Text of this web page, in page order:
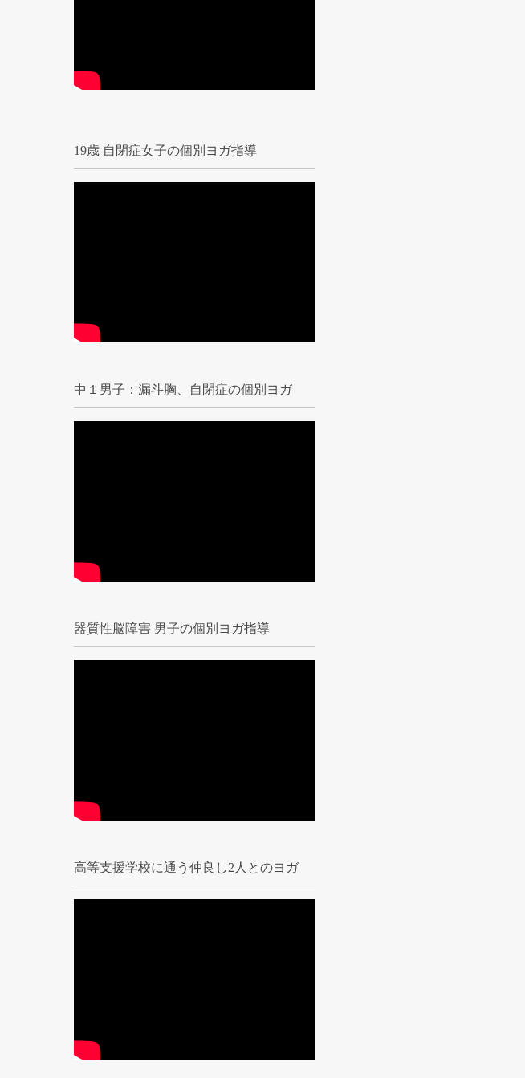
19歳 自閉症女子の個別ヨガ指導
中１男子：漏斗胸、自閉症の個別ヨガ
器質性脳障害 男子の個別ヨガ指導
高等支援学校に通う仲良し2人とのヨガ